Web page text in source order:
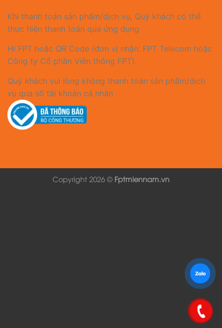
Khi thanh toán sản phẩm/dịch vụ, Quý khách có thể
thực hiện thanh toán qua ứng dụng
Hi FPT hoặc QR Code (đơn vị nhận: FPT Telecom hoặc
Công ty Cổ phần Viễn thông FPT).
Quý khách vui lòng không thanh toán sản phẩm/dịch
vụ qua số tài khoản cá nhân
Copyright 2026 © Fptmiennam.vn